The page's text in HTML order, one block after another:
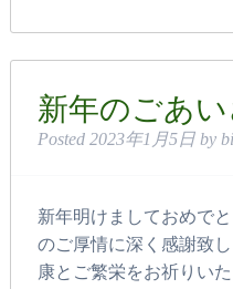
新年のごあ
Posted 2023年1月5日 by
新年明けましておめで
のご厚情に深く感謝致
康とご繁栄をお祈りい